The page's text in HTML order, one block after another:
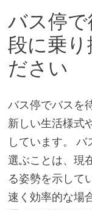
バス停
段に乗り
ださい
バス停でバスを
新しい生活様式
しています。
選ぶことは、現
る姿勢を示して
速く効率的な場